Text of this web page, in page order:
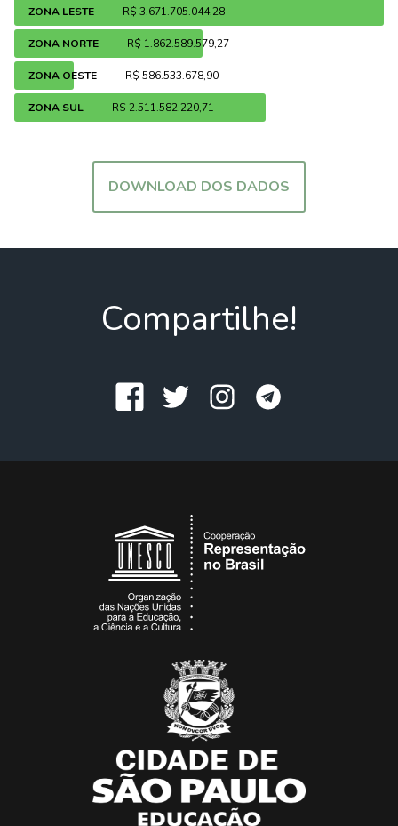
ZONA LESTE R$ 3.671.705.044,28
ZONA NORTE R$ 1.862.589.579,27
ZONA OESTE R$ 586.533.678,90
ZONA SUL R$ 2.511.582.220,71
DOWNLOAD DOS DADOS
Compartilhe!